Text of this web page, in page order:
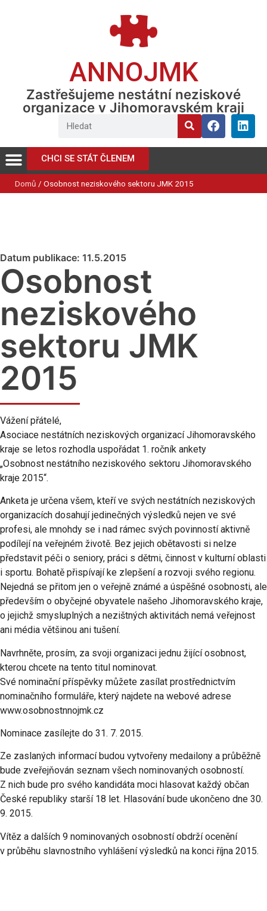
ANNOJMK
Zastřešujeme nestátní neziskové
organizace v Jihomoravském kraji
CHCI SE STÁT ČLENEM
Domů / Osobnost neziskového sektoru JMK 2015
Datum publikace: 11.5.2015
Osobnost
neziskového
sektoru JMK
2015
Vážení přátelé,
Asociace nestátních neziskových organizací Jihomoravského
kraje se letos rozhodla uspořádat 1. ročník ankety
„Osobnost nestátního neziskového sektoru Jihomoravského
kraje 2015“.
Anketa je určena všem, kteří ve svých nestátních neziskových
organizacích dosahují jedinečných výsledků nejen ve své
profesi, ale mnohdy se i nad rámec svých povinností aktivně
podílejí na veřejném životě. Bez jejich obětavosti si nelze
představit péči o seniory, práci s dětmi, činnost v kulturní oblasti
i sportu. Bohatě přispívají ke zlepšení a rozvoji svého regionu.
Nejedná se přitom jen o veřejně známé a úspěšné osobnosti, ale
především o obyčejné obyvatele našeho Jihomoravského kraje,
o jejichž smysluplných a nezištných aktivitách nemá veřejnost
ani média většinou ani tušení.
Navrhněte, prosím, za svoji organizaci jednu žijící osobnost,
kterou chcete na tento titul nominovat.
Své nominační příspěvky můžete zasílat prostřednictvím
nominačního formuláře, který najdete na webové adrese
www.osobnostnnojmk.cz
Nominace zasílejte do 31. 7. 2015.
Ze zaslaných informací budou vytvořeny medailony a průběžně
bude zveřejňován seznam všech nominovaných osobností.
Z nich bude pro svého kandidáta moci hlasovat každý občan
České republiky starší 18 let. Hlasování bude ukončeno dne 30.
9. 2015.
Vítěz a dalších 9 nominovaných osobností obdrží ocenění
v průběhu slavnostního vyhlášení výsledků na konci října 2015.